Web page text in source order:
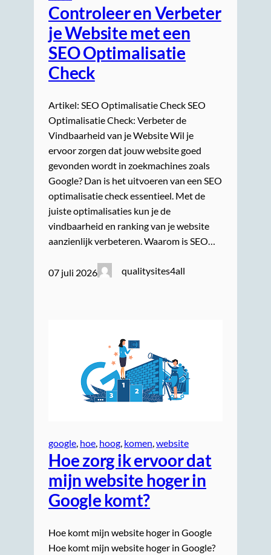
Controleer en Verbeter
je Website met een
SEO Optimalisatie
Check
Artikel: SEO Optimalisatie Check SEO
Optimalisatie Check: Verbeter de
Vindbaarheid van je Website Wil je
ervoor zorgen dat jouw website goed
gevonden wordt in zoekmachines zoals
Google? Dan is het uitvoeren van een SEO
optimalisatie check essentieel. Met de
juiste optimalisaties kun je de
vindbaarheid en ranking van je website
aanzienlijk verbeteren. Waarom is SEO…
07 juli 2026 qualitysites4all
google hoe hoog komen website
Hoe zorg ik ervoor dat
mijn website hoger in
Google komt?
Hoe komt mijn website hoger in Google
Hoe komt mijn website hoger in Google?